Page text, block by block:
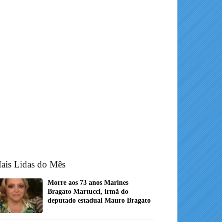
Lidas do Mês
Morre aos 73 anos Marines
Bragato Martucci, irmã do
deputado estadual Mauro Bragato